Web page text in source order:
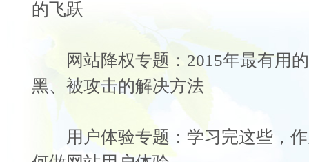
的飞跃
网站降权专题：2015年最有用的
黑、被攻击的解决方法
用户体验专题：学习完这些，作